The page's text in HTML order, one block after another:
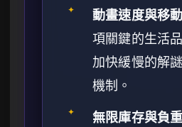
✦ 動畫速度與移
項關鍵的生活
加快緩慢的解
機制。
✦ 無限庫存與負